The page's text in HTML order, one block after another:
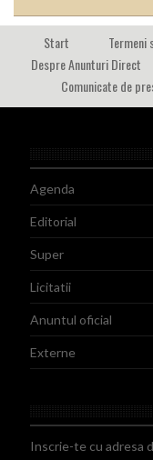
Start Termeni
Despre Anunturi Direct
Comunicate de
Agenda
Editorial
Super
Licitatii
Anuntul oficial
Externe
Inscrie-te cu adresa